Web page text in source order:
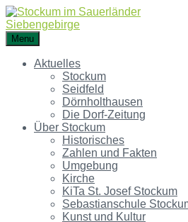
Menu
Aktuelles
Stockum
Seidfeld
Dörnholthausen
Die Dorf-Zeitung
Über Stockum
Historisches
Zahlen und Fakten
Umgebung
Kirche
KiTa St. Josef Stockum
Sebastianschule
Kunst und Kultur